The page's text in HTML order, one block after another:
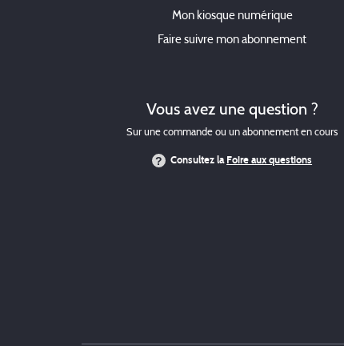
Mon kiosque numérique
Faire suivre mon abonnement
Vous avez une question ?
Sur une commande ou un abonnement en cours
Consultez laFoire aux questions